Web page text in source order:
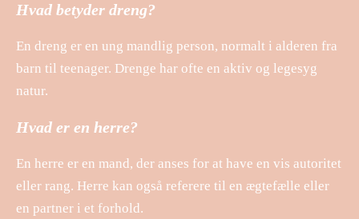
Hvad betyder dreng?
En dreng er en ung mandlig person, normalt i alderen fra
barn til teenager. Drenge har ofte en aktiv og legesyg
natur.
Hvad er en herre?
En herre er en mand, der anses for at have en vis autoritet
eller rang. Herre kan også referere til en ægtefælle eller
en partner i et forhold.